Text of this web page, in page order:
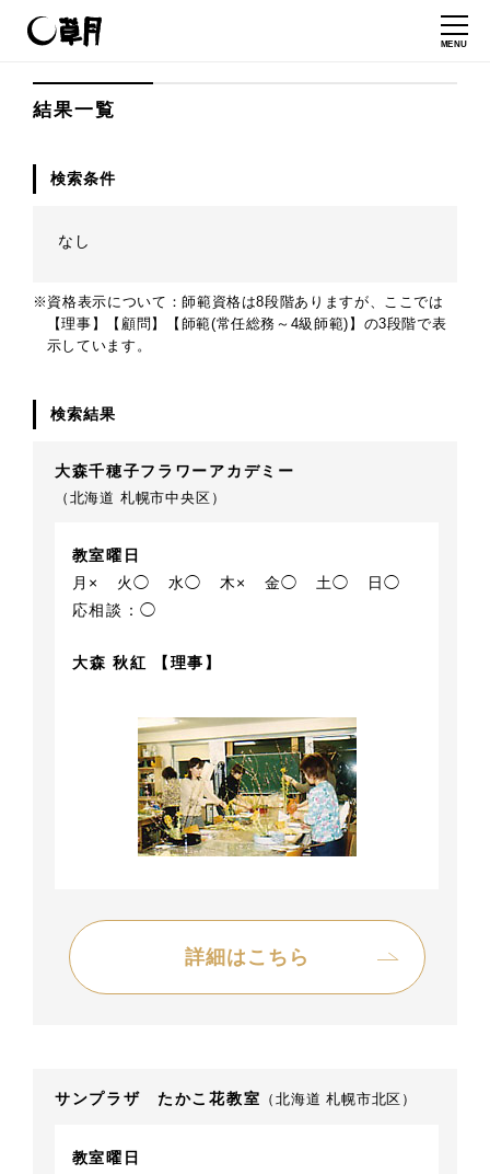
MENU
結果一覧
検索条件
なし
※資格表示について：師範資格は8段階ありますが、ここでは
【理事】【顧問】【師範(常任総務～4級師範)】の3段階で表
示しています。
検索結果
大森千穂子フラワーアカデミー
（北海道 札幌市中央区）
教室曜日
月×
火◯ 水◯ 木× 金◯ 土◯
日◯
応相談：◯
大森 秋紅 【理事】
詳細はこちら
サンプラザ たかこ花教室 （北海道 札幌市北区）
教室曜日